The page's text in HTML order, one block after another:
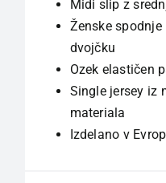
Midi slip z
Ženske
dvojčku
Ozek elastičen
Single jersey iz
materiala
Izdelano v